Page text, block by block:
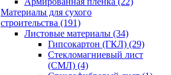
Материалы для сухого
строительства (191)
Листовые материалы (34)
Гипсокартон (ГКЛ) (29)
Стекломагниевый лист
(СМЛ) (4)